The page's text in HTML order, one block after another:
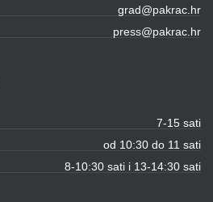
grad@pakrac.hr
press@pakrac.hr
7-15 sati
od 10:30 do 11 sati
8-10:30 sati i 13-14:30 sati